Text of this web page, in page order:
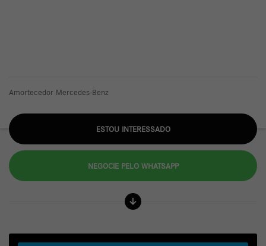
Amortecedor Mercedes-Benz
ESTOU INTERESSADO
NEGOCIE PELO WHATSAPP